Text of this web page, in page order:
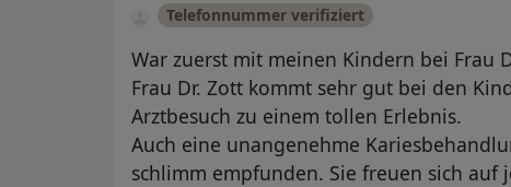
Telefonnummer verifiziert
War zuerst mit meinen Kindern bei Frau
Frau Dr. Zott kommt sehr gut bei den
Arztbesuch zu einem tollen Erlebnis.
Auch eine unangenehme
schlimm empfunden. Sie freuen sich auf